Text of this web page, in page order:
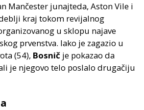
Mančester junajteda, Aston Vile i
kraj tokom revijalnog
u sklopu najave
prvenstva. Iako je zagazio u
(54), Bosnič je pokazao da
je njegovo telo poslalo drugačiju